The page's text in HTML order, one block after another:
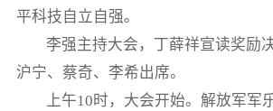
平科技自立自强。
李强主持大会，丁薛祥宣读奖励
沪宁、蔡奇、李希出席。
上午10时，大会开始。解放军军